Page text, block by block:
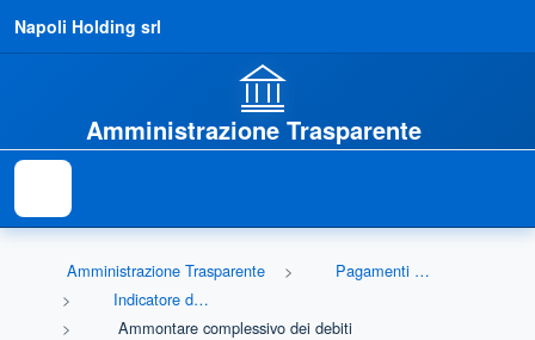
Napoli Holding srl
Amministrazione Trasparente
Amministrazione Trasparente
Pagamenti dell'amministrazione
Indicatore di tempestività dei pagamenti
Ammontare complessivo dei debiti